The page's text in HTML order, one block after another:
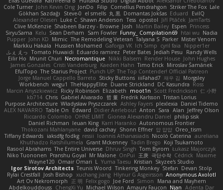
Cole Turner John Kevin Ong JonDo Filip Cornellus Pendrahgon Striker The Fox Lale
Gökhan Sazdağı
Steve-0 el smells 丸 黒 Domantas Jokšas Eduard
EvilQ
Alexander Olesen Luke C Shawn Anderson Tess opostol Jiří Ptáček JamTarts
Clive McKenzie Shabeen Barzey - Browne Josh Martin Bailey Espen Princess
SiryuSama Kelu Sean Derham Sam Fowler Funny_ Compilation69 htai wu Nadia
Pupper John KD Mimic The Remodeling Veteran Talyana S Parker Mister Venom
Markku Hakala
Hussien Mohamed Gaforga VK Ich Simp cyril faia
Nipper1er
ふぇ えっ Tomato Huwaidi Eduardo ramirez Peter Bates Jediah Pesu
Randy Wells
Eilir Ho Mrunit Churi Necromantique Nikki Balsem Render House John Hughes
James Gonzales Cristi Vanderburg Kaeden Hahn Timo Erick Miroslav Šamánek
EfulTopo The Starius Project Punch UP: The Top Contender! Official Patreon
Jorge Manuel Cappello Barreto Sticky Buttons iiiFahad7 재우 김 Morgsley
Workbench wegu1 TheHappyElite Duane Strickland DC Kasundra Ross
Marcin Anyszkiewicz Ricky Robinson Elizabeth moot1n Scott Fredrickson 仁 小野
kb714 Chris Gabriel Alvarado 哲 董 Fredrik Karlsson Tristan Lorius
Purpose Architecture Władysław Pryszczarek Ashley Fayers plexlexia Daniel Tidemo
ALEX NAVARRO Table On Edward Didier Aerlebout Anton Sara Alan Jeffrey Olson
Riccardo Colombo OHNE LIMIT Gionea Alexandru Daniel philip sisk
Daniel Richman Ieuan King Karri Haranko Autonomous Frontier
Thokozani Mahlanyane david cachay Shonn Effner 얍 얍얍 Oreo_tism
Tiffany Edwards iaksdfg fodkg ressii Ioannis Athanasiadis Nicolò Caterina aureliana
Khuthadzo Ratshilumela Grant Mckenney Tadin Brego Koji Tsukamoto
Rasool Abrahams The Entire Universe Dhruv Singh Tom Byrom Łukasz Majorczyk
Niko Tuononen Pranshu Goyal Mr Malone OnPui 王庚 극단수작 Cédrick Maxime
Wayne120 Omair Omari L Yuma Taesu Kristian Skyzee's Studio
Igor Sirotov Architects Teunis Woord Tinkering Monkey Stefan Devan Stolp
Rylai Crestfall Josh Bishop xuchang jiang Hlynur G Asgeirsson Anonymous Axolotl
Art Ov Nekromorph
正 明 Felix gogo Joe Ford Simon
Mana and Mayhem
Abdelkouddouss ChengXi Yu Michael Wilson Amaury Faucon Njan Adenta Dar